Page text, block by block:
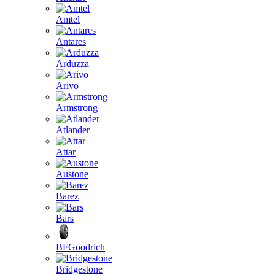
Amtel
Antares
Arduzza
Arivo
Armstrong
Atlander
Attar
Austone
Barez
Bars
BFGoodrich
Bridgestone